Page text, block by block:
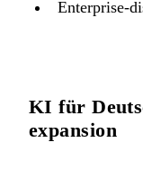
Enterprise-
KI für
expansion